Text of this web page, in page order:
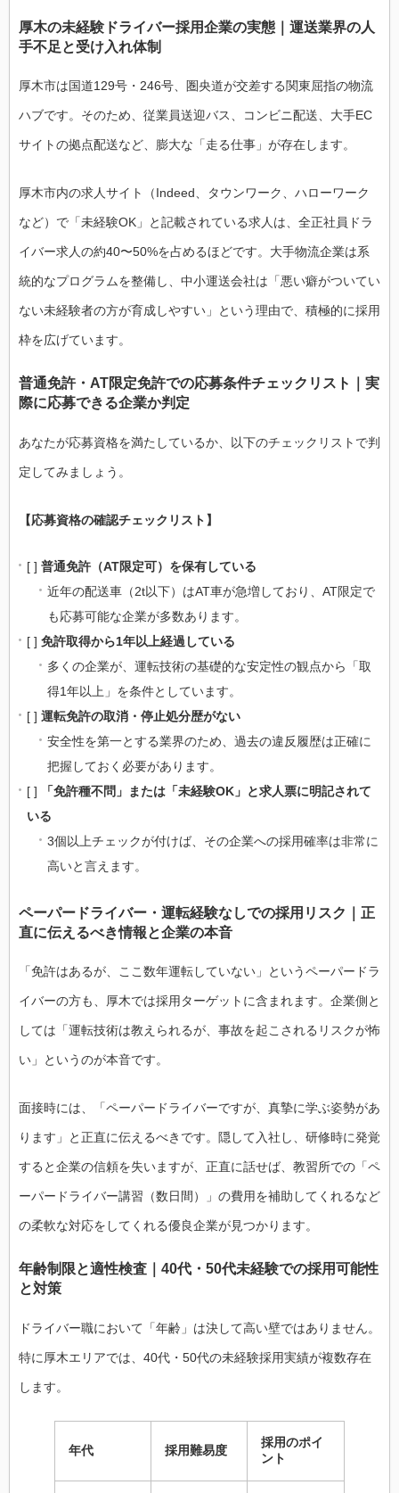
厚木の未経験ドライバー採用企業の実態｜運送業界の人
手不足と受け入れ体制
厚木市は国道129号・246号、圏央道が交差する関東屈指の物流
ハブです。そのため、従業員送迎バス、コンビニ配送、大手EC
サイトの拠点配送など、膨大な「走る仕事」が存在します。
厚木市内の求人サイト（Indeed、タウンワーク、ハローワーク
など）で「未経験OK」と記載されている求人は、全正社員ドラ
イバー求人の約40〜50%を占めるほどです。大手物流企業は系
統的なプログラムを整備し、中小運送会社は「悪い癖がついてい
ない未経験者の方が育成しやすい」という理由で、積極的に採用
枠を広げています。
普通免許・AT限定免許での応募条件チェックリスト｜実
際に応募できる企業か判定
あなたが応募資格を満たしているか、以下のチェックリストで判
定してみましょう。
【応募資格の確認チェックリスト】
[ ] 普通免許（AT限定可）を保有している
近年の配送車（2t以下）はAT車が急増しており、AT限定で
も応募可能な企業が多数あります。
[ ] 免許取得から1年以上経過している
多くの企業が、運転技術の基礎的な安定性の観点から「取
得1年以上」を条件としています。
[ ] 運転免許の取消・停止処分歴がない
安全性を第一とする業界のため、過去の違反履歴は正確に
把握しておく必要があります。
[ ]
「免許種不問」または「未経験OK」と求人票に明記されて
いる
3個以上チェックが付けば、その企業への採用確率は非常に
高いと言えます。
ペーパードライバー・運転経験なしでの採用リスク｜正
直に伝えるべき情報と企業の本音
「免許はあるが、ここ数年運転していない」というペーパードラ
イバーの方も、厚木では採用ターゲットに含まれます。企業側と
しては「運転技術は教えられるが、事故を起こされるリスクが怖
い」というのが本音です。
面接時には、「ペーパードライバーですが、真摯に学ぶ姿勢があ
ります」と正直に伝えるべきです。隠して入社し、研修時に発覚
すると企業の信頼を失いますが、正直に話せば、教習所での「ペ
ーパードライバー講習（数日間）」の費用を補助してくれるなど
の柔軟な対応をしてくれる優良企業が見つかります。
年齢制限と適性検査｜40代・50代未経験での採用可能性
と対策
ドライバー職において「年齢」は決して高い壁ではありません。
特に厚木エリアでは、40代・50代の未経験採用実績が複数存在
します。
年代 採用難易度
採用のポイ
ント